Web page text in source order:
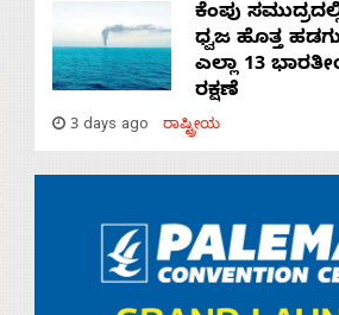
ಕೆಂಪು
ಧ್ವಜ ಹೊತ್ತ
ಎಲ್ಲಾ 13
ರಕ್ಷಣೆ
3 days ago ರಾಷ್ಟ್ರೀಯ